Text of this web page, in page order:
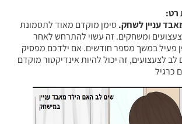
רט:
עניין לשחק.סימן מוקדם מאוד לתסמונת
ומשחקים. זה עשוי להתרחש לאחר
פעיל במשך מספר חודשים. אם ילדכם מפסיק
לצעצועים, זה יכול להיות אינדיקטור מוקדם
כרגיל